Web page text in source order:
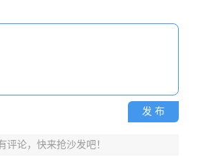
发 布
评论，快来抢沙发吧！